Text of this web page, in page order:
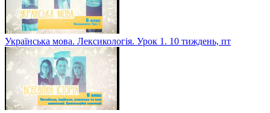
Українська мова. Лексикологія. Урок 1. 10 тиждень, пт